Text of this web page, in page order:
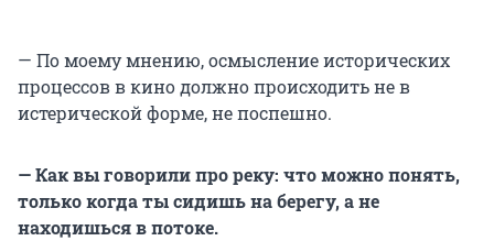
— По моему мнению, осмысление исторических
процессов в кино должно происходить не в
истерической форме, не поспешно.
— Как вы говорили про реку: что можно понять,
только когда ты сидишь на берегу, а не
находишься в потоке.